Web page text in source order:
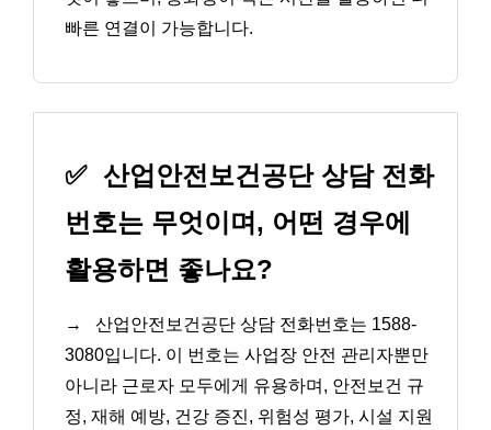
빠른 연결이 가능합니다.
✅ 산업안전보건공단 상담 전화
번호는 무엇이며, 어떤 경우에
활용하면 좋나요?
→
산업안전보건공단 상담 전화번호는 1588-
3080입니다. 이 번호는 사업장 안전 관리자뿐만
아니라 근로자 모두에게 유용하며, 안전보건 규
정, 재해 예방, 건강 증진, 위험성 평가, 시설 지원